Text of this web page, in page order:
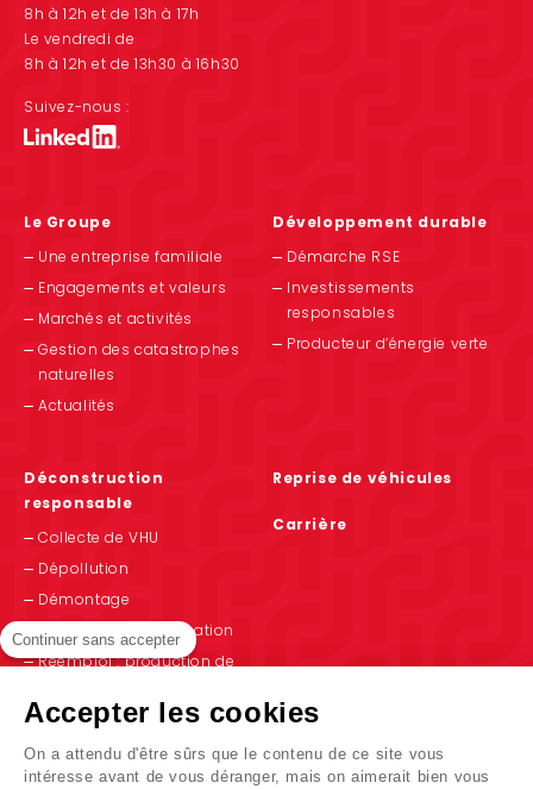
8h à 12h et de 13h à 17h
Le vendredi de
8h à 12h et de 13h30 à 16h30
Suivez-nous :
Le Groupe
Une entreprise familiale
Engagements et valeurs
Marchés et activités
Gestion des catastrophes
naturelles
Actualités
Développement durable
Démarche RSE
Investissements
responsables
Producteur d’énergie verte
Déconstruction
responsable
Collecte de VHU
Dépollution
Démontage
Recyclage et valorisation
Réemploi : production de
Reprise de véhicules
Carrière
Indicateurs
Continuer sans accepter
Accepter les cookies
On a attendu d'être sûrs que le contenu de ce site vous
intéresse avant de vous déranger, mais on aimerait bien vous